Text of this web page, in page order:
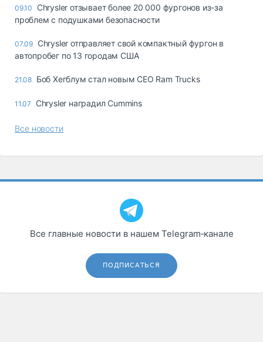
Топливо, масла и
автохимия
Дзен
09.10
Chrysler отзывает более 20 000 фургонов из-за
проблем с подушками безопасности
07.09 Chrysler отправляет свой компактный фургон в
автопробег по 13 городам США
21.08 Боб Хегблум стал новым CEO Ram Trucks
11.07 Chrysler наградил Cummins
Все новости
Все главные новости в нашем Telegram‑канале
ПОДПИСАТЬСЯ